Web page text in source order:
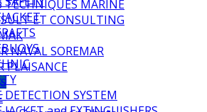
TECHNIQUES MARINE
ET CONSULTING
NAVAL SOREMAR
PLAISANCE
DETECTION SYSTEM